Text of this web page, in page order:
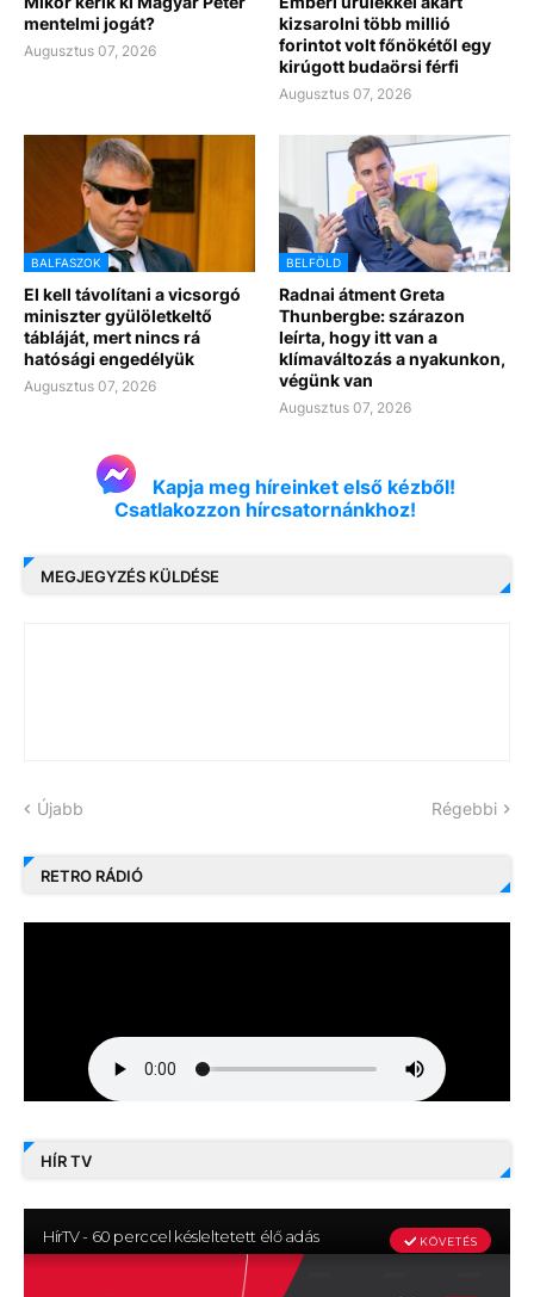
mentelmi jogát?
Augusztus 07, 2026
kizsarolni több millió
forintot volt főnökétől egy
kirúgott budaörsi férfi
Augusztus 07, 2026
BALFASZOK
El kell távolítani a vicsorgó
miniszter gyülöletkeltő
tábláját, mert nincs rá
hatósági engedélyük
Augusztus 07, 2026
BELFÖLD
Radnai átment Greta
Thunbergbe: szárazon
leírta, hogy itt van a
klímaváltozás a nyakunkon,
végünk van
Augusztus 07, 2026
Kapja meg híreinket első kézből!
Csatlakozzon hírcsatornánkhoz!
MEGJEGYZÉS KÜLDÉSE
Újabb Régebbi
RETRO RÁDIÓ
HÍR TV